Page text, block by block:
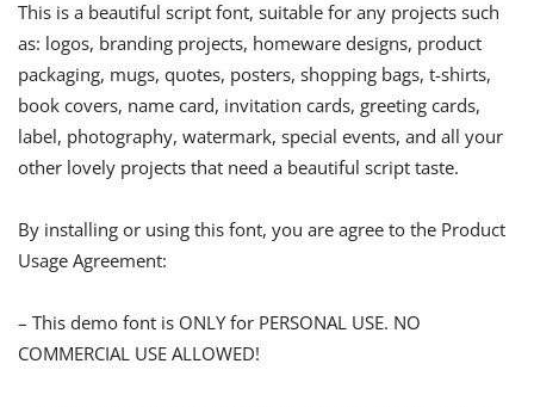
This is a beautiful script font, suitable for any projects such
as: logos, branding projects, homeware designs, product
packaging, mugs, quotes, posters, shopping bags, t-shirts,
book covers, name card, invitation cards, greeting cards,
label, photography, watermark, special events, and all your
other lovely projects that need a beautiful script taste.
By installing or using this font, you are agree to the Product
Usage Agreement:
– This demo font is ONLY for PERSONAL USE. NO
COMMERCIAL USE ALLOWED!